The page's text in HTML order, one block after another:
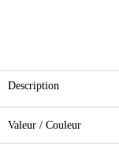
Description
Valeur / Couleur